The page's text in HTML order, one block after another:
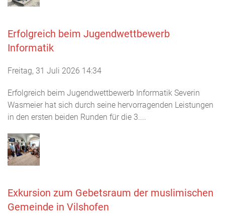
Erfolgreich beim Jugendwettbewerb
Informatik
Freitag, 31 Juli 2026 14:34
Erfolgreich beim Jugendwettbewerb Informatik Severin
Wasmeier hat sich durch seine hervorragenden Leistungen
in den ersten beiden Runden für die 3....
Exkursion zum Gebetsraum der muslimischen
Gemeinde in Vilshofen